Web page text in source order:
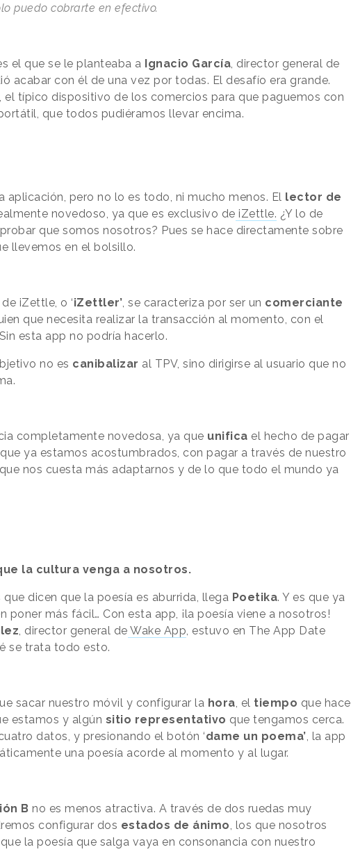
puedo cobrarte en efectivo.
el que se le planteaba a Ignacio García , director general de
acabar con él de una vez por todas. El desafío era grande.
, el típico dispositivo de los comercios para que paguemos con
que todos pudiéramos llevar encima.
aplicación, pero no lo es todo, ni mucho menos. El lector de
novedoso, ya que es exclusivo de iZettle. ¿Y lo de
que somos nosotros? Pues se hace directamente sobre
llevemos en el bolsillo.
iZettle, o ‘iZettler’ , se caracteriza por ser un comerciante
que necesita realizar la transacción al momento, con el
esta app no podría hacerlo.
no es canibalizar al TPV, sino dirigirse al usuario que no
completamente novedosa, ya que unifica el hecho de pagar
ya estamos acostumbrados, con pagar a través de nuestro
nos cuesta más adaptarnos y de lo que todo el mundo ya
la cultura venga a nosotros.
que dicen que la poesía es aburrida, llega Poetika. Y es que ya
poner más fácil… Con esta app, ¡la poesía viene a nosotros!
, director general de Wake App , estuvo en The App Date
se trata todo esto.
sacar nuestro móvil y configurar la hora , el tiempo que hace,
estamos y algún sitio representativo que tengamos cerca.
datos, y presionando el botón ‘dame un poema’ , la app
una poesía acorde al momento y al lugar.
B no es menos atractiva. A través de dos ruedas muy
configurar dos estados de ánimo , los que nosotros
la poesía que salga vaya en consonancia con nuestro